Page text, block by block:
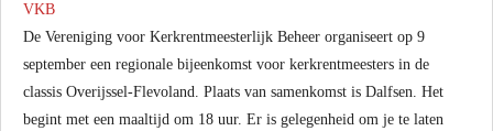
VKB
De Vereniging voor Kerkrentmeesterlijk Beheer organiseert op 9
september een regionale bijeenkomst voor kerkrentmeesters in de
classis Overijssel-Flevoland. Plaats van samenkomst is Dalfsen. Het
begint met een maaltijd om 18 uur. Er is gelegenheid om je te laten